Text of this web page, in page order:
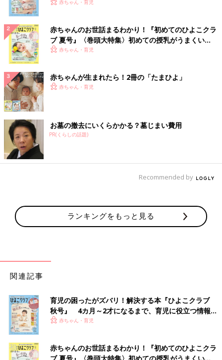
いっぱい！
赤ちゃん・育児
赤ちゃんのお世話まるわかり！『初めてのひよこクラ
ブ 夏号』〈巻頭大特集〉初めての授乳がうまくい
く！ おっぱい・ミルクの基本と夏のトラブル 解決テ
赤ちゃん・育児
赤ちゃんが生まれたら！2冊の「たまひよ」
赤ちゃん・育児
お墓の撤去にいくらかかる？墓じまい費用
PR(くらしの話題)
Recommended by
ランキングをもっと見る
関連記事
育児の困ったがズバリ！解決する本『ひよこクラブ
秋号』 4カ月～2才になるまで、育児に役立つ情報が
いっぱい！
赤ちゃん・育児
赤ちゃんのお世話まるわかり！『初めてのひよこクラ